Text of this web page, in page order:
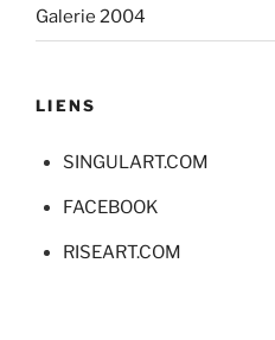
Galerie 2004
LIENS
SINGULART.COM
FACEBOOK
RISEART.COM